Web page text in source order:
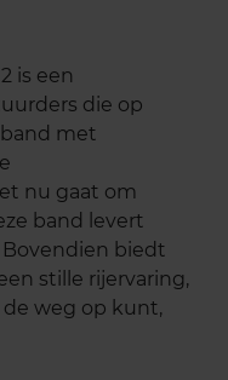
is een
die op
band met
nu gaat om
band levert
biedt
stille rijervaring,
weg op kunt,